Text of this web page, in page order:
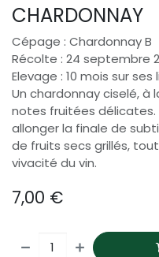
CHARDONNAY
Cépage : Chardonnay B
Récolte : 24 septembre
Elevage : 10 mois sur
Un chardonnay ciselé, à
notes fruitées
allonger la finale de
de fruits secs grillés,
vivacité du vin.
7,00 €